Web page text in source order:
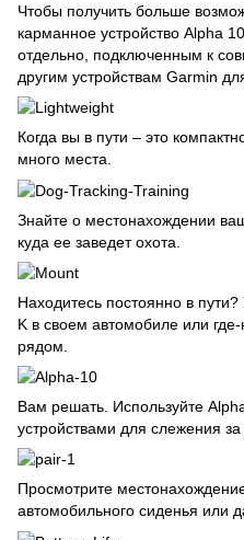
Чтобы получить больше
карманное устройство Alpha
отдельно, подключенным к
другим устройствам Garmin
Когда вы в пути – это
много места.
Знайте о местонахождении
куда ее заведет охота.
Находитесь постоянно в
K в своем автомобиле или
рядом.
Вам решать. Используйте
устройствами для слежения за
Просмотрите
автомобильного сиденья или